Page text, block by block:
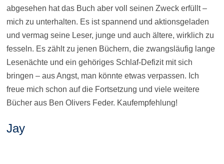
abgesehen hat das Buch aber voll seinen Zweck erfüllt –
mich zu unterhalten. Es ist spannend und aktionsgeladen
und vermag seine Leser, junge und auch ältere, wirklich zu
fesseln. Es zählt zu jenen Büchern, die zwangsläufig lange
Lesenächte und ein gehöriges Schlaf-Defizit mit sich
bringen – aus Angst, man könnte etwas verpassen. Ich
freue mich schon auf die Fortsetzung und viele weitere
Bücher aus Ben Olivers Feder. Kaufempfehlung!
Jay